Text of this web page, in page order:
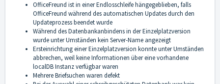
OfficeFreund ist in einer Endlosschleife hängegeblieben, falls
OfficeFreund während des automatischen Updates durch den
Updateprozess beendet wurde
Während des Datenbankanbindens in der Einzelplatzversion
wurde unter Umständen kein Server-Name angezeigt
Ersteinrichtung einer Einzelplatzversion konnte unter Umständen
abbrechen, weil keine Informationen über eine vorhandene
localDB Instanz verfügbar waren
Mehrere Briefsuchen waren defekt